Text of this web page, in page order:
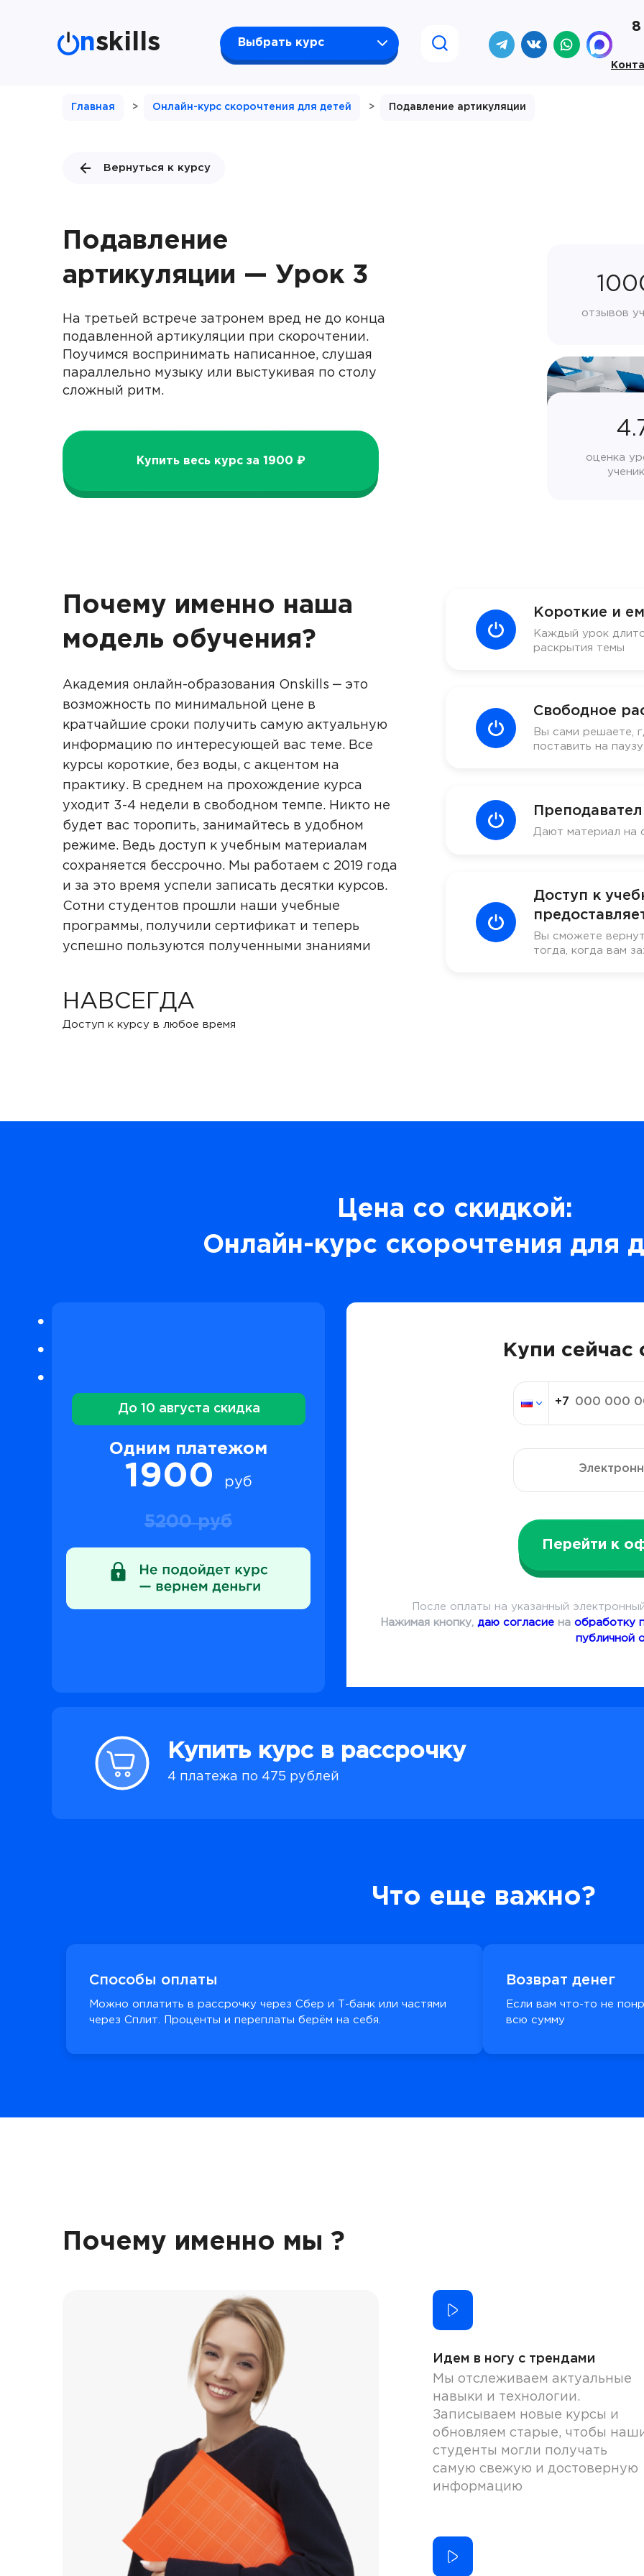
nskills Выбрать курс
8
Главная > Онлайн-курс скорочтения для детей > Подавление артикуляции
Вернуться к курсу
Подавление
артикуляции — Урок 3
На третьей встрече затронем вред не до конца
подавленной артикуляции при скорочтении.
Поучимся воспринимать написанное, слушая
параллельно музыку или выстукивая по столу
сложный ритм.
Купить весь курс за 1900 ₽
отзывов
оценка
Почему именно наша
модель обучения?
Академия онлайн-образования Onskills ‒ это
возможность по минимальной цене в
кратчайшие сроки получить самую актуальную
информацию по интересующей вас теме. Все
курсы короткие, без воды, с акцентом на
практику. В среднем на прохождение курса
уходит 3-4 недели в свободном темпе. Никто не
будет вас торопить, занимайтесь в удобном
режиме. Ведь доступ к учебным материалам
сохраняется бессрочно. Мы работаем с 2019 года
и за это время успели записать десятки курсов.
Сотни студентов прошли наши учебные
программы, получили сертификат и теперь
успешно пользуются полученными знаниями
НАВСЕГДА
Доступ к курсу в любое время
Короткие и
Каждый урок
раскрытия темы
Свободное
Вы сами решаете,
поставить на
Дают материал на
Доступ к
Вы сможете
тогда, когда вам
Цена со скидкой:
Онлайн-курс скорочтения для
До 10 августа скидка
Одним платежом
1900 руб
5200 руб
Купи сейчас
Перейти к
После оплаты на указанный
Нажимая кнопку, даю согласиена обработку
публичной
Купить курс в рассрочку
4 платежа по 475 рублей
Что еще важно?
Способы оплаты
Можно оплатить в рассрочку через Сбер и Т-банк или частями
через Сплит. Проценты и переплаты берём на себя.
Возврат денег
Если вам что-то не
всю сумму
Почему именно мы ?
Идем в ногу с трендами
Мы отслеживаем актуальные
навыки и технологии.
Записываем новые курсы и
обновляем старые, чтобы
студенты могли получать
самую свежую и достоверную
информацию